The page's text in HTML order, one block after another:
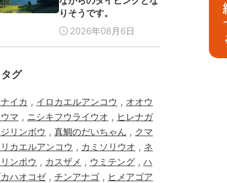
りそうです。
2026年08月6日
タグ
イカ , イロカエルアンコウ , オオウ
マ , ニシキフウライウオ , ヒレナガ
リンボウ , 真鯛のだいちゃん , クマ
リカエルアンコウ , カミソリウオ , ネ
ンボウ , カスザメ , ウミテング , ハ
ハオコゼ, チンアナゴ , ヒメアゴア